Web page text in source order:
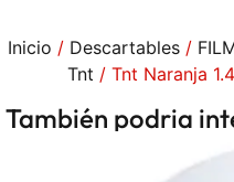
Inicio / Descartables /
Tnt / Tnt Naranja
También podria